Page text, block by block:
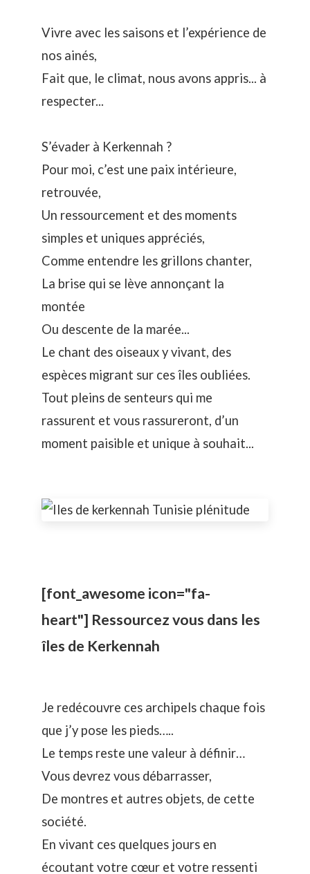
Vivre avec les saisons et l’expérience de
nos ainés,
Fait que, le climat, nous avons appris... à
respecter...
S’évader à Kerkennah ?
Pour moi, c’est une paix intérieure,
retrouvée,
Un ressourcement et des moments
simples et uniques appréciés,
Comme entendre les grillons chanter,
La brise qui se lève annonçant la
montée
Ou descente de la marée...
Le chant des oiseaux y vivant, des
espèces migrant sur ces îles oubliées.
Tout pleins de senteurs qui me
rassurent et vous rassureront, d’un
moment paisible et unique à souhait...
[font_awesome icon="fa-
heart"] Ressourcez vous dans les
îles de Kerkennah
Je redécouvre ces archipels chaque fois
que j’y pose les pieds…..
Le temps reste une valeur à définir…
Vous devrez vous débarrasser,
De montres et autres objets, de cette
société.
En vivant ces quelques jours en
écoutant votre cœur et votre ressenti